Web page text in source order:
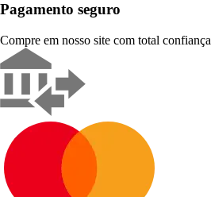
Pagamento seguro
Compre em nosso site com total confiança